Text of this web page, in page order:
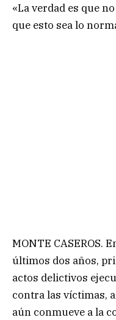
«La verdad es que
que esto sea lo
MONTE CASEROS.
últimos dos años,
actos delictivos
contra las víctimas,
aún conmueve a la